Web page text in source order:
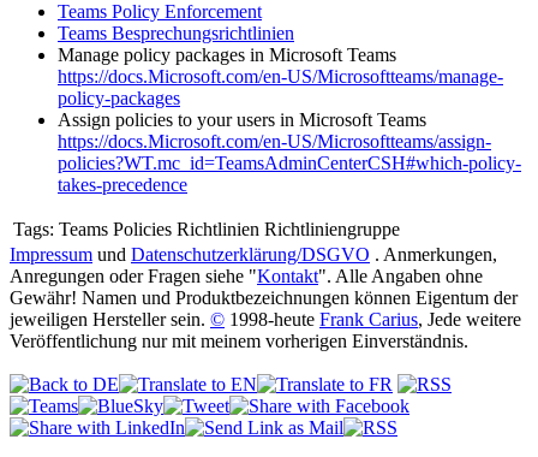
Teams Policy Enforcement
Teams Besprechungsrichtlinien
Manage policy packages in Microsoft Teams
https://docs.Microsoft.com/en-US/Microsoftteams/manage-
policy-packages
Assign policies to your users in Microsoft Teams
https://docs.Microsoft.com/en-US/Microsoftteams/assign-
policies?WT.mc_id=TeamsAdminCenterCSH#which-policy-
takes-precedence
Tags: Teams Policies Richtlinien Richtliniengruppe
Impressum und Datenschutzerklärung/DSGVO . Anmerkungen,
Anregungen oder Fragen siehe "Kontakt". Alle Angaben ohne
Gewähr! Namen und Produktbezeichnungen können Eigentum der
jeweiligen Hersteller sein. © 1998-heute Frank Carius, Jede weitere
Veröffentlichung nur mit meinem vorherigen Einverständnis.